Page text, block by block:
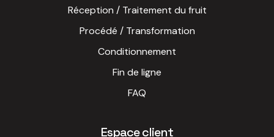
Réception / Traitement du fruit
Procédé / Transformation
Conditionnement
Fin de ligne
FAQ
Espace client